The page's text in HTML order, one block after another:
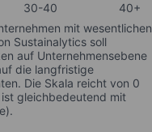
30-40
40+
mit wesentlichen
Sustainalytics soll
auf Unternehmensebene
die langfristige
Die Skala reicht von 0
gleichbedeutend mit